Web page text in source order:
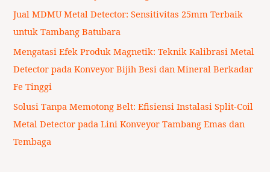
:
Jual MDMU Metal Detector: Sensitivitas 25mm Terbaik
untuk Tambang Batubara
Mengatasi Efek Produk Magnetik: Teknik Kalibrasi Metal
Detector pada Konveyor Bijih Besi dan Mineral Berkadar
Fe Tinggi
Solusi Tanpa Memotong Belt: Efisiensi Instalasi Split-Coil
Metal Detector pada Lini Konveyor Tambang Emas dan
Tembaga